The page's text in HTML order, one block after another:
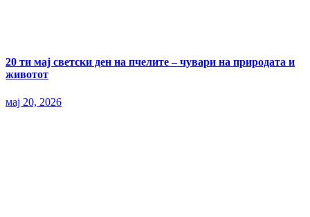
20 ти мај светски ден на пчелите – чувари на природата и
животот
мај 20, 2026